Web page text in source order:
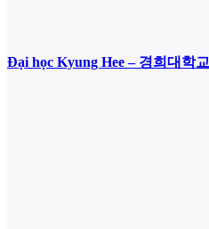
Đại học Kyung Hee – 경희대학교